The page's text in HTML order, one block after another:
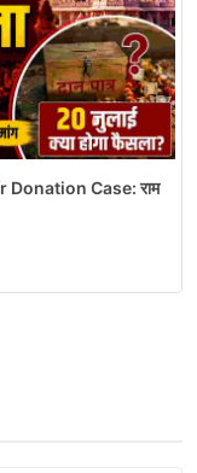
Donation Case: राम